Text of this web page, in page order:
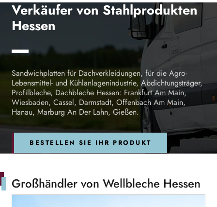
Verkäufer von Stahlprodukten
Hessen
Sandwichplatten für Dachverkleidungen, für die Agro-
Lebensmittel- und Kühlanlagenindustrie, Abdichtungsträger,
Profilbleche, Dachbleche Hessen: Frankfurt Am Main,
Wiesbaden, Cassel, Darmstadt, Offenbach Am Main,
Hanau, Marburg An Der Lahn, Gießen.
BESTELLEN SIE IHR PRODUKT
Großhändler von Wellbleche Hessen